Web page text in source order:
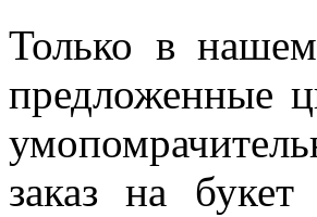
Только в
предложенные
заказ на